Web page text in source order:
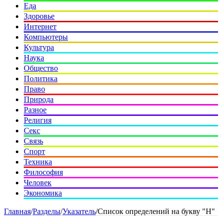
Еда
Здоровье
Интернет
Компьютеры
Культура
Наука
Общество
Политика
Право
Природа
Разное
Религия
Секс
Связь
Спорт
Техника
Философия
Человек
Экономика
Главная/Разделы/Указатель/Список определений на букву "Н"